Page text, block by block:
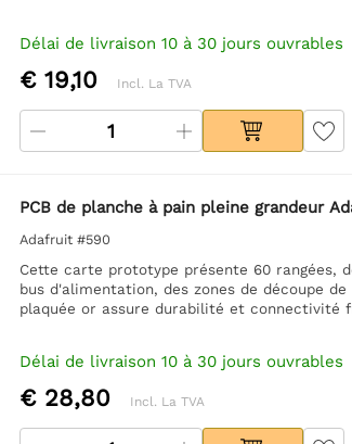
Délai de livraison 10 à 30 jours ouvrables
€ 19,10 Incl. La TVA
PCB de planche à pain pleine grandeur
Adafruit #590
Cette carte prototype présente 60 rangées,
bus d'alimentation, des zones de découpe
plaquée or assure durabilité et connectivité
Délai de livraison 10 à 30 jours ouvrables
€ 28,80 Incl. La TVA